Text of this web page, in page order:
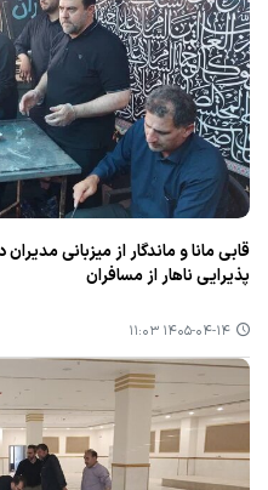
قابی مانا و ماندگار از میزبانی
پذیرایی ناهار از مسافران
۱۴۰۵-۰۴-۱۴ ۱۱:۰۳